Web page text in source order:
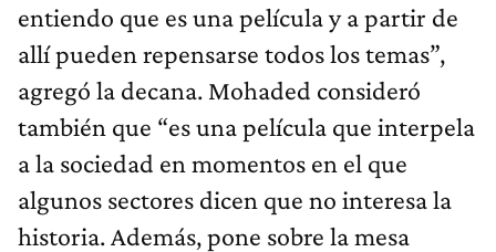
entiendo que es una película y a partir de
allí pueden repensarse todos los temas”,
agregó la decana. Mohaded consideró
también que “es una película que interpela
a la sociedad en momentos en el que
algunos sectores dicen que no interesa la
historia. Además, pone sobre la mesa